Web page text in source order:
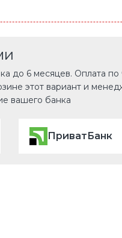
до 6 месяцев. Оплата по
этот вариант и
вашего банка
ПриватБанк